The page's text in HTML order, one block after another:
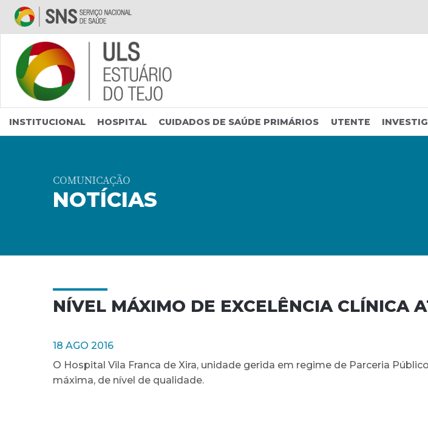
Saltar para conteúdo principal
INSTITUCIONAL HOSPITAL CUIDADOS DE SAÚDE PRIMÁRIOS UTENTE
COMUNICAÇÃO
NOTÍCIAS
NÍVEL MÁXIMO DE EXCELÊNCIA CLÍNICA
18 AGO 2016
O Hospital Vila Franca de Xira, unidade gerida em regime de Parceria
máxima, de nível de qualidade.